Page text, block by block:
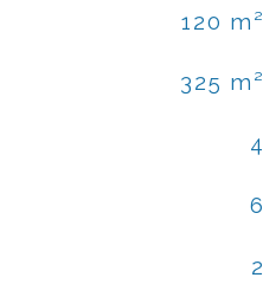
120 m²
325 m²
4
6
2